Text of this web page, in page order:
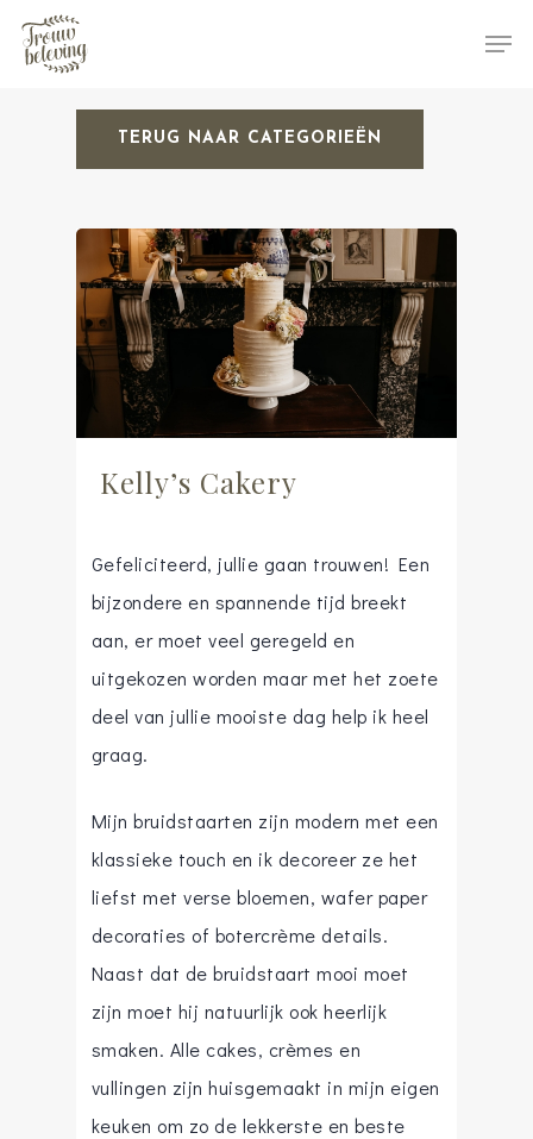
Hit enter to search or ESC to close
TERUG NAAR CATEGORIEËN
Kelly’s Cakery
Gefeliciteerd, jullie gaan trouwen! Een
bijzondere en spannende tijd breekt
aan, er moet veel geregeld en
uitgekozen worden maar met het zoete
deel van jullie mooiste dag help ik heel
graag.
Mijn bruidstaarten zijn modern met een
klassieke touch en ik decoreer ze het
liefst met verse bloemen, wafer paper
decoraties of botercrème details.
Naast dat de bruidstaart mooi moet
zijn moet hij natuurlijk ook heerlijk
smaken. Alle cakes, crèmes en
vullingen zijn huisgemaakt in mijn eigen
keuken om zo de lekkerste en beste